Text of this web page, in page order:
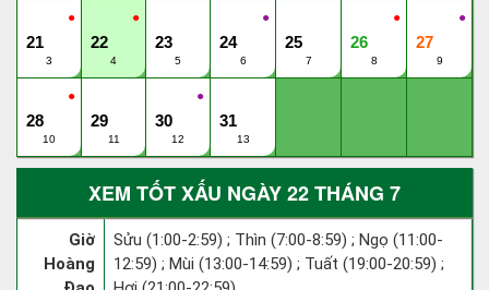
●
21
3
●
22
4
23
5
●
24
6
25
7
●
26
8
●
27
9
●
28
10
29
11
●
30
12
31
13
XEM TỐT XẤU NGÀY 22 THÁNG 7
Giờ
Hoàng
Sửu (1:00-2:59) ; Thìn (7:00-8:59) ; Ngọ (11:00-
12:59) ; Mùi (13:00-14:59) ; Tuất (19:00-20:59) ;